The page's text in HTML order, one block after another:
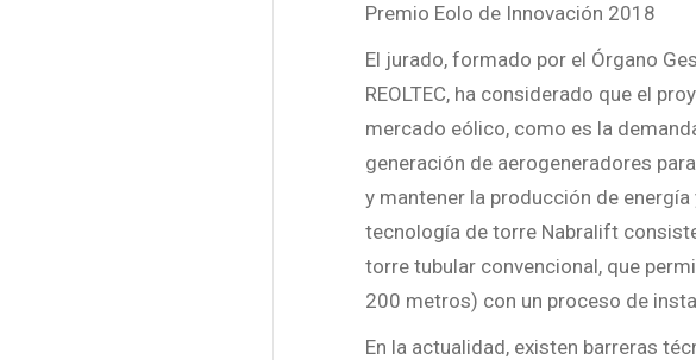
Premio Eolo de Innovación 2018
El jurado, formado por el Órgano
REOLTEC, ha considerado que el
mercado eólico, como es la
generación de aerogeneradores
y mantener la producción de
tecnología de torre Nabralift
torre tubular convencional, que
200 metros) con un proceso de
En la actualidad, existen barreras